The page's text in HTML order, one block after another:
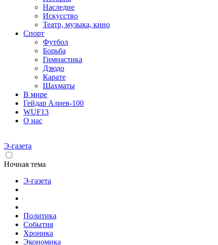
Наследие
Искусство
Театр, музыка, кино
Спорт
Футбол
Борьба
Гимнастика
Дзюдо
Карате
Шахматы
В мире
Гейдар Алиев-100
WUF13
О нас
Э-газета
Ночная тема
Э-газета
Политика
События
Хроника
Экономика